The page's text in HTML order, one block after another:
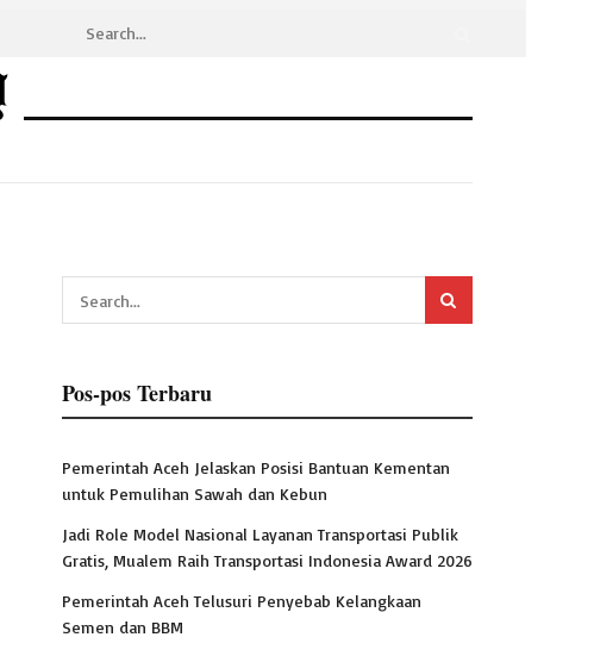
Pos-pos Terbaru
Pemerintah Aceh Jelaskan Posisi Bantuan Kementan
untuk Pemulihan Sawah dan Kebun
Jadi Role Model Nasional Layanan Transportasi Publik
Gratis, Mualem Raih Transportasi Indonesia Award 2026
Pemerintah Aceh Telusuri Penyebab Kelangkaan
Semen dan BBM